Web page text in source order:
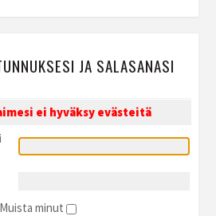
JA SALASANASI
ei hyväksy evästeitä
Muista minut